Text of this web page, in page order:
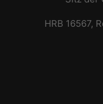
HRB 16567,